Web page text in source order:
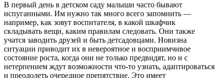
В первый день в детском саду малыши часто бывают
испуганными. Им нужно так много всего запомнить —
например, как зовут воспитателя, в какой шкафчик
складывать вещи, каким правилам следовать. Они также
учатся заводить друзей и быть детсадовцами. Новизна
ситуации приводит их в невероятное и восприимчивое
состояние роста, когда они не только предвидят, но и с
нетерпением ждут возможности что‑то узнать, адаптироваться
и преодолеть очередное препятствие. Это имеет